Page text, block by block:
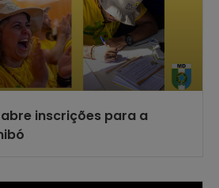
inscrições para a